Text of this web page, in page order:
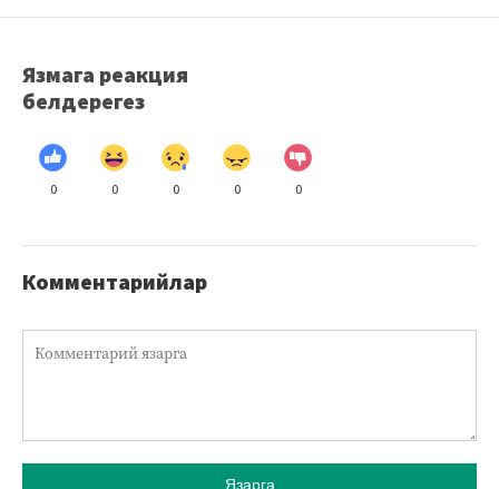
Язмага реакция
белдерегез
0 0 0 0 0
Комментарийлар
Язарга